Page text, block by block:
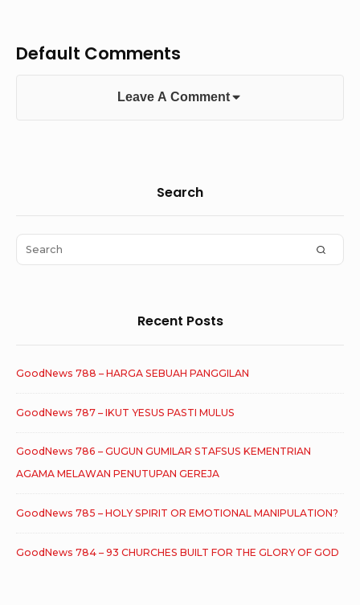
Default Comments
Leave A Comment
Area
Search
Search
for:
Recent Posts
GoodNews 788 – HARGA SEBUAH PANGGILAN
GoodNews 787 – IKUT YESUS PASTI MULUS
GoodNews 786 – GUGUN GUMILAR STAFSUS KEMENTRIAN
AGAMA MELAWAN PENUTUPAN GEREJA
GoodNews 785 – HOLY SPIRIT OR EMOTIONAL MANIPULATION?
GoodNews 784 – 93 CHURCHES BUILT FOR THE GLORY OF GOD